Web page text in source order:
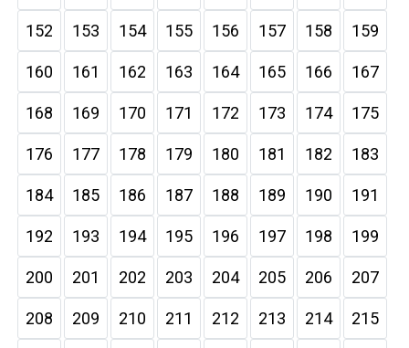
152 153 154 155 156 157 158 159
160 161 162 163 164 165 166 167
168 169 170 171 172 173 174 175
176 177 178 179 180 181 182 183
184 185 186 187 188 189 190 191
192 193 194 195 196 197 198 199
200 201 202 203 204 205 206 207
208 209 210 211 212 213 214 215